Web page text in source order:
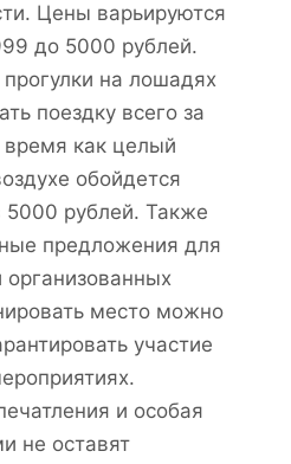
Цены варьируются
до 5000 рублей.
на лошадях
поездку всего за
время как целый
обойдется
5000 рублей. Также
предложения для
место можно
участие
и особая
не оставят